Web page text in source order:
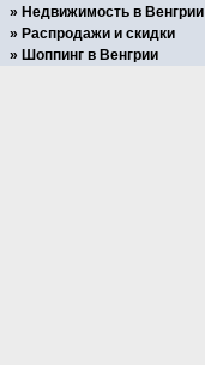
Недвижимость в Венгрии
Распродажи и скидки
Шоппинг в Венгрии